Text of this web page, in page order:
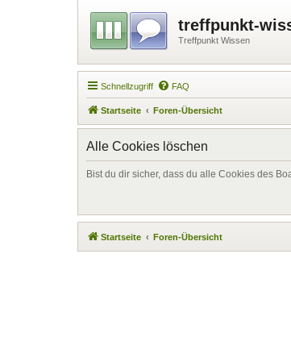
treffpunkt-
Treffpunkt Wissen
Schnellzugriff FAQ
Startseite Foren-Übersicht
Alle Cookies löschen
Bist du dir sicher, dass du alle Cookies des
Startseite Foren-Übersicht